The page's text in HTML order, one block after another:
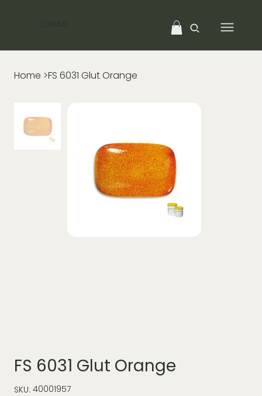
Home >FS 6031 Glut Orange
FS 6031 Glut Orange
SKU:
SKU
40001957
40001957